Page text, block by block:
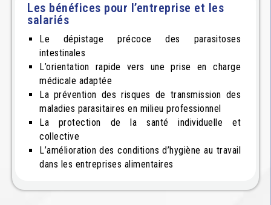
Les bénéfices pour l’entreprise et les
salariés
Le dépistage précoce des parasitoses
intestinales
L’orientation rapide vers une prise en charge
médicale adaptée
La prévention des risques de transmission des
maladies parasitaires en milieu professionnel
La protection de la santé individuelle et
collective
L’amélioration des conditions d’hygiène au travail
dans les entreprises alimentaires